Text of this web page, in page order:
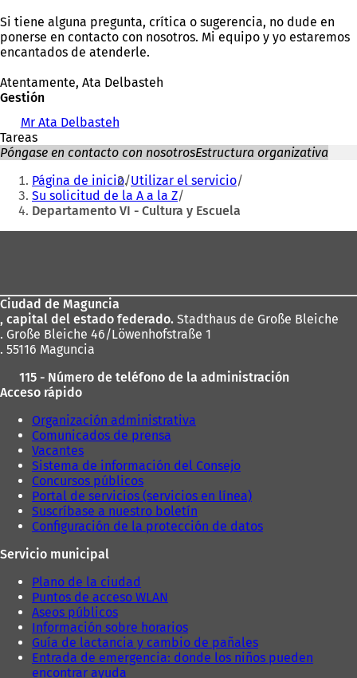
Si tiene alguna pregunta, crítica o sugerencia, no dude en
ponerse en contacto con nosotros. Mi equipo y yo estaremos
encantados de atenderle.
Atentamente, Ata Delbasteh
Gestión
Mr Ata Delbasteh
Tareas
Póngase en contacto con nosotrosEstructura organizativa
Estás
aquí:
Página de inicio Utilizar el servicio
Su solicitud de la A a la Z
Departamento VI - Cultura y Escuela
pies
Ciudad de Maguncia
, capital del estado federado. Stadthaus de Große Bleiche
. Große Bleiche 46/Löwenhofstraße 1
. 55116 Maguncia
115 - Número de teléfono de la administración
Acceso rápido
Organización administrativa
Comunicados de prensa
Vacantes
Sistema de información del Consejo
Concursos públicos
Portal de servicios (servicios en línea)
Suscríbase a nuestro boletín
Configuración de la protección de datos
Servicio municipal
Plano de la ciudad
Puntos de acceso WLAN
Aseos públicos
Información sobre horarios
Guía de lactancia y cambio de pañales
Entrada de emergencia: donde los niños pueden
encontrar ayuda